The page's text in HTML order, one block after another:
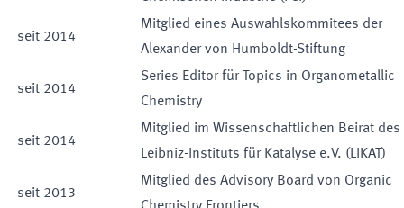
seit 2014
Mitglied eines Auswahlskommitees der
Alexander von Humboldt-Stiftung
seit 2014
Series Editor für Topics in Organometallic
Chemistry
seit 2014
Mitglied im Wissenschaftlichen Beirat des
Leibniz-Instituts für Katalyse e.V. (LIKAT)
seit 2013
Mitglied des Advisory Board von Organic